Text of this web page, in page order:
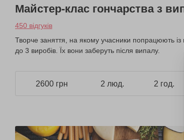
Майстер-клас гончарства з
450 відгуків
Творче заняття, на якому учасники попрацюють
до 3 виробів. Їх вони заберуть після випалу.
2600 грн 2 люд. 2 год.